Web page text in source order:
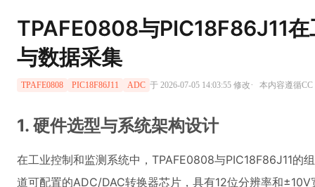
TPAFE0808与PIC18F86J11
与数据采集
TPAFE0808 PIC18F86J11 ADC 于 2026-07-05 14:03:55 修改· 本内容遵循
1. 硬件选型与系统架构设计
在工业控制和监测系统中，TPAFE0808与PIC18F86J11的
道可配置的ADC/DAC转换器芯片，具有12位分辨率和